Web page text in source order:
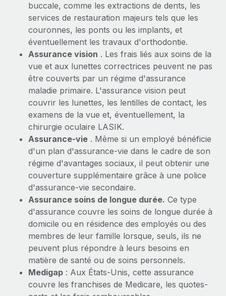
buccale, comme les extractions de dents, les
services de restauration majeurs tels que les
couronnes, les ponts ou les implants, et
éventuellement les travaux d'orthodontie.
Assurance vision . Les frais liés aux soins de la
vue et aux lunettes correctrices peuvent ne pas
être couverts par un régime d'assurance
maladie primaire. L'assurance vision peut
couvrir les lunettes, les lentilles de contact, les
examens de la vue et, éventuellement, la
chirurgie oculaire LASIK.
Assurance-vie . Même si un employé bénéficie
d'un plan d'assurance-vie dans le cadre de son
régime d'avantages sociaux, il peut obtenir une
couverture supplémentaire grâce à une police
d'assurance-vie secondaire.
Assurance soins de longue durée. Ce type
d'assurance couvre les soins de longue durée à
domicile ou en résidence des employés ou des
membres de leur famille lorsque, seuls, ils ne
peuvent plus répondre à leurs besoins en
matière de santé ou de soins personnels.
Medigap : Aux États-Unis, cette assurance
couvre les franchises de Medicare, les quotes-